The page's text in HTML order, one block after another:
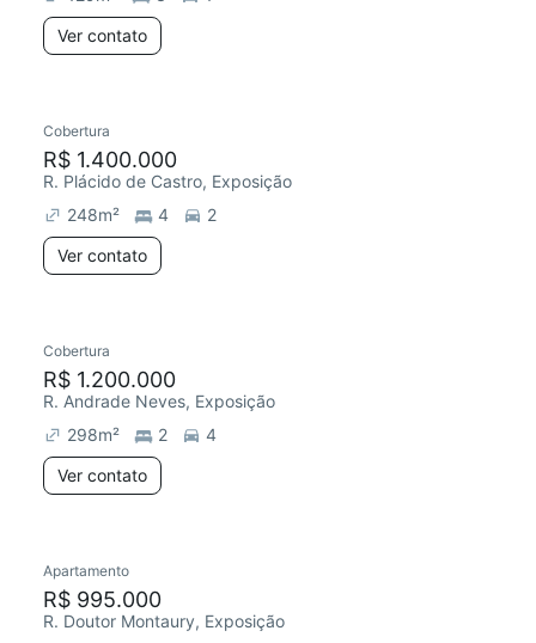
Ver contato
Cobertura
R$ 1.400.000
R. Plácido de Castro, Exposição
248m² 4
2
Ver contato
Cobertura
R$ 1.200.000
R. Andrade Neves, Exposição
298m² 2
4
Ver contato
Apartamento
R$ 995.000
R. Doutor Montaury, Exposição